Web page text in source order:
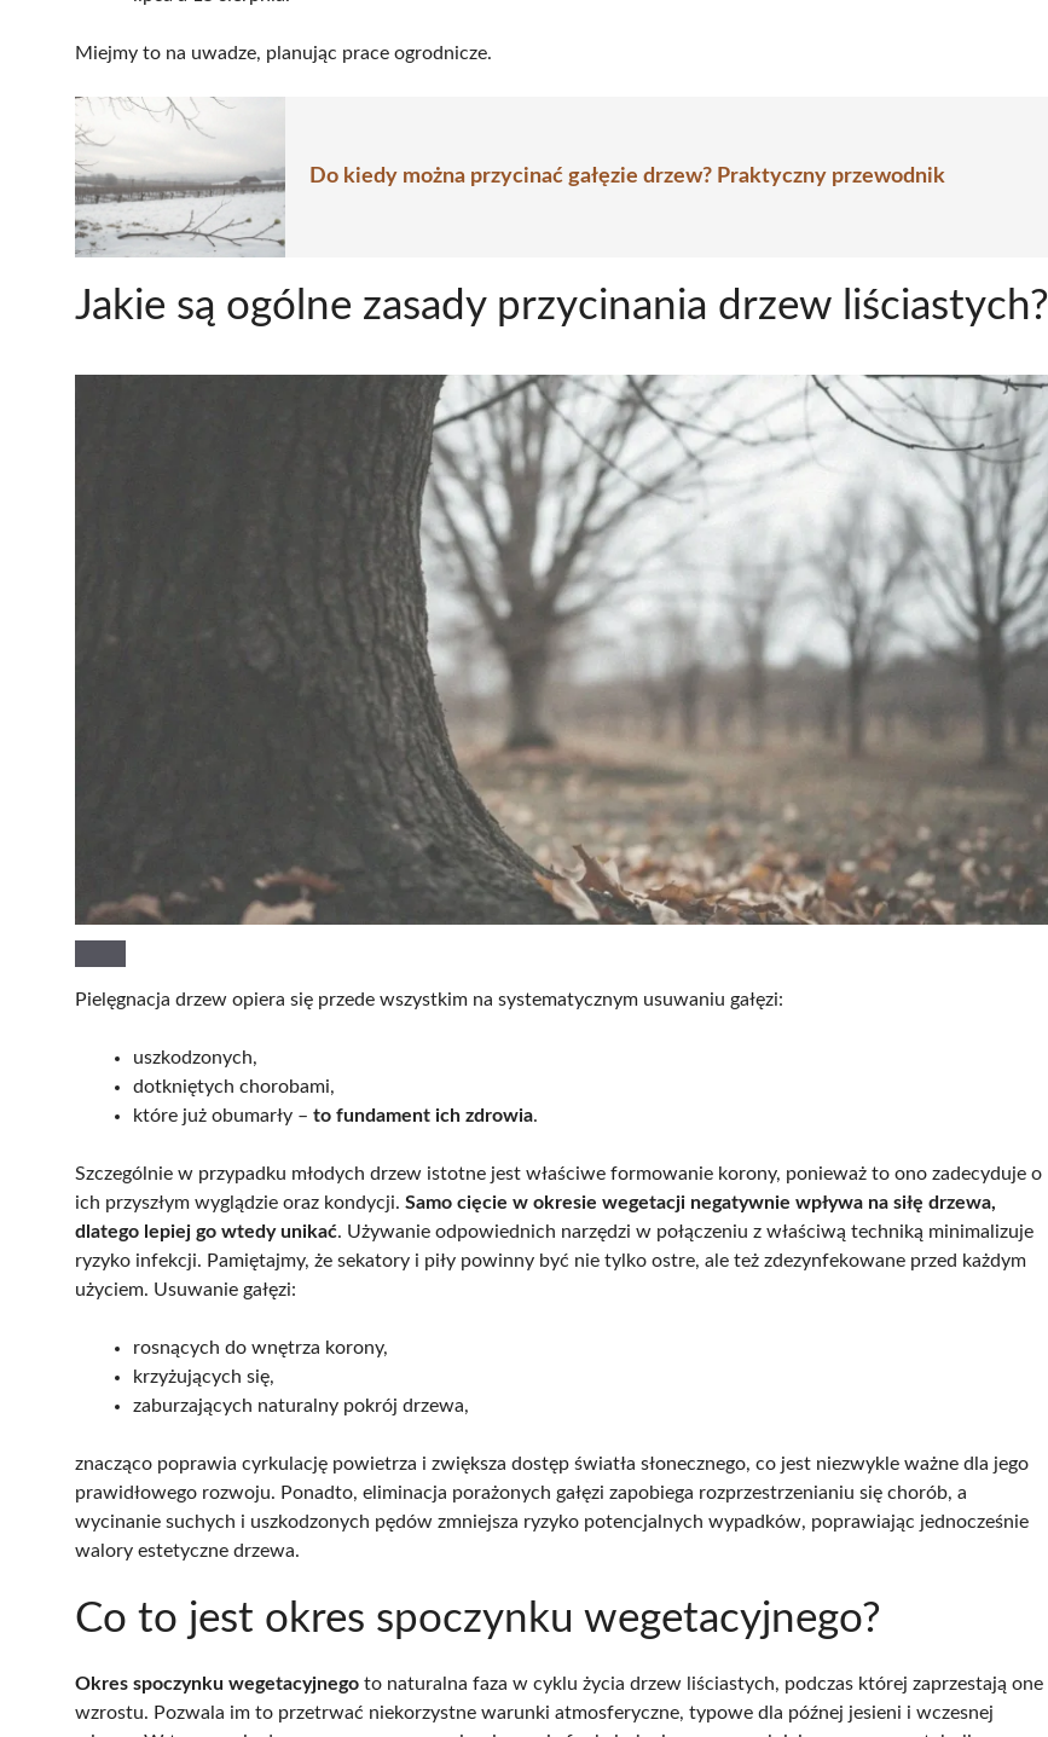
Miejmy to na uwadze, planując prace ogrodnicze.
Do kiedy można przycinać gałęzie drzew? Praktyczny przewodnik
Jakie są ogólne zasady przycinania drzew liściastych?
Pielęgnacja drzew opiera się przede wszystkim na systematycznym usuwaniu gałęzi:
uszkodzonych,
dotkniętych chorobami,
które już obumarły – to fundament ich zdrowia.
Szczególnie w przypadku młodych drzew istotne jest właściwe formowanie korony, ponieważ to ono zadecyduje o
ich przyszłym wyglądzie oraz kondycji. Samo cięcie w okresie wegetacji negatywnie wpływa na siłę drzewa,
dlatego lepiej go wtedy unikać. Używanie odpowiednich narzędzi w połączeniu z właściwą techniką minimalizuje
ryzyko infekcji. Pamiętajmy, że sekatory i piły powinny być nie tylko ostre, ale też zdezynfekowane przed każdym
użyciem. Usuwanie gałęzi:
rosnących do wnętrza korony,
krzyżujących się,
zaburzających naturalny pokrój drzewa,
znacząco poprawia cyrkulację powietrza i zwiększa dostęp światła słonecznego, co jest niezwykle ważne dla jego
prawidłowego rozwoju. Ponadto, eliminacja porażonych gałęzi zapobiega rozprzestrzenianiu się chorób, a
wycinanie suchych i uszkodzonych pędów zmniejsza ryzyko potencjalnych wypadków, poprawiając jednocześnie
walory estetyczne drzewa.
Co to jest okres spoczynku wegetacyjnego?
Okres spoczynku wegetacyjnego to naturalna faza w cyklu życia drzew liściastych, podczas której zaprzestają one
wzrostu. Pozwala im to przetrwać niekorzystne warunki atmosferyczne, typowe dla późnej jesieni i wczesnej